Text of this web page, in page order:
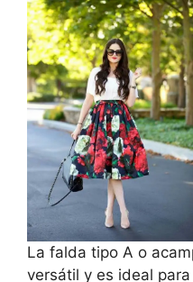
La falda tipo A o
versátil y es ideal